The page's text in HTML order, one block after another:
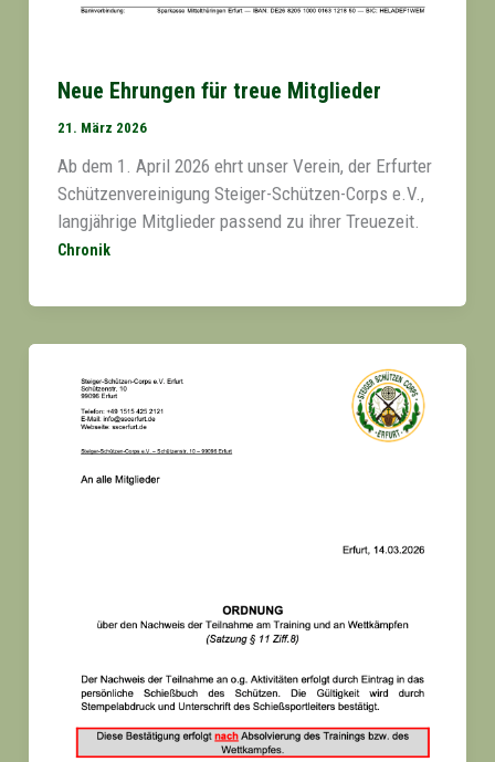
Neue Ehrungen für treue Mitglieder
21. März 2026
Ab dem 1. April 2026 ehrt unser Verein, der Erfurter
Schützenvereinigung Steiger-Schützen-Corps e.V.,
langjährige Mitglieder passend zu ihrer Treuezeit.
Chronik